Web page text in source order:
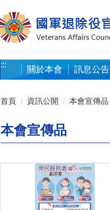
:::
關於本會 訊息公告
首頁 資訊公開 本會宣傳品
本會宣傳品